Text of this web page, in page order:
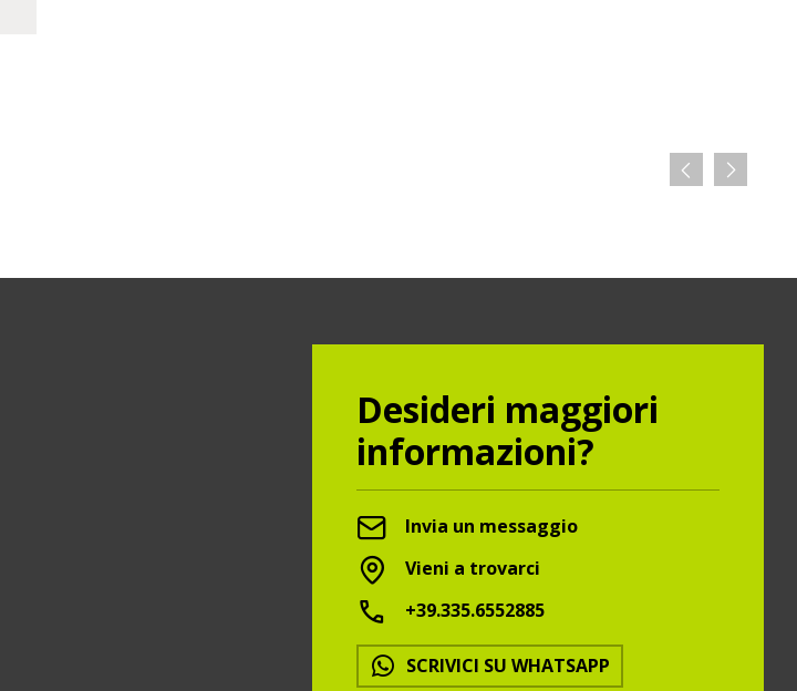
Desideri maggiori
informazioni?
Invia un messaggio
Vieni a trovarci
+39.335.6552885
SCRIVICI SU WHATSAPP